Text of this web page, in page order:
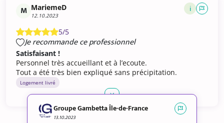
M MariemeD
12.10.2023
i
5/5
Je recommande ce professionnel
Satisfaisant !
Personnel très accueillant et à l’ecoute.
Tout a été très bien expliqué sans précipitation.
Logement livré
Groupe Gambetta Île-de-France
13.10.2023